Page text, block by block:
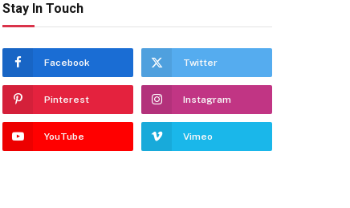
Stay In Touch
Facebook Twitter
Pinterest Instagram
YouTube Vimeo